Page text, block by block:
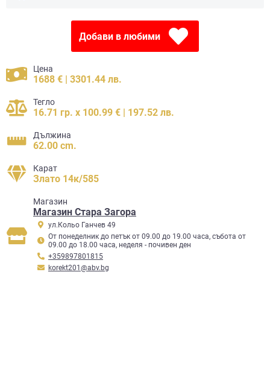
Добави в любими
Цена
1688 € | 3301.44 лв.
Тегло
16.71 гр. x 100.99 € | 197.52 лв.
Дължина
62.00 cm.
Карат
Злато 14к/585
Mагазин
Магазин Стара Загора
ул.Кольо Ганчев 49
От понеделник до петък от 09.00 до 19.00 часа, събота от
09.00 до 18.00 часа, неделя - почивен ден
+359897801815
korekt201@abv.bg